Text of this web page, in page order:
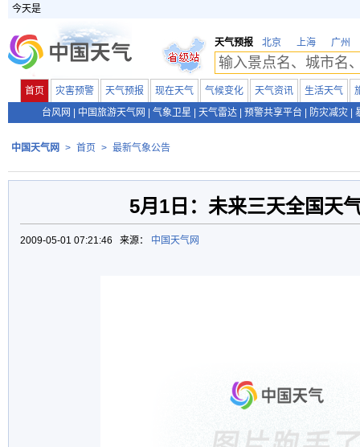
今天是
天气预报 北京 上海 广州
首页 灾害预警 天气预报 现在天气 气候变化 天气资讯 生活天气
台风网
中国旅游天气网 气象卫星 天气雷达 预警共享平台 防灾减灾
中国天气网 > 首页 > 最新气象公告
5月1日：未来三天全国天
2009-05-01 07:21:46 来源： 中国天气网